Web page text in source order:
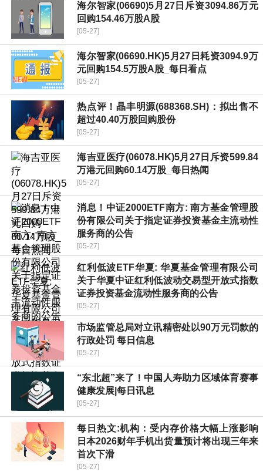
海尔智家(06690)5月27日斥资3094.86万元
回购154.46万股A股
[05-27]
海尔智家(06690.HK)5月27日耗资3094.9万
元回购154.5万股A股_每日看点
[05-27]
热点评！晶丰明源(688368.SH)：拟出售不
超过40.40万股回购股份
[05-27]
海吉亚医疗(06078.HK)5月27日斥资599.84
万港元回购60.14万股_每日热闻
[05-27]
消息！中证2000ETF南方: 南方基金管理股
份有限公司关于指定证券投资基金主流动性
服务商的公告
[05-27]
红利低波ETF华夏: 华夏基金管理有限公司
关于华夏中证红利低波动交易型开放式指数
证券投资基金流动性服务商的公告
[05-27]
市场监管总局对立讯精密处以90万元罚款的
行政处罚 每日信息
[05-27]
“东北超”来了！中国人寿助力区域体育赛事
健康发展|每日讯息
[05-27]
每日热文:机构：受内存价格大幅上涨影响
日本2026财年手机出货量预计将出现三年来
首次下滑
[05-27]